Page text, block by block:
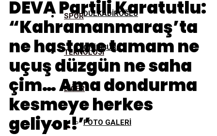
DULKADİROĞLU
ONİKİŞUBAT
SPOR
TEKNOLOJİ
DİĞER
FOTO GALERİ
DEVA Partili Karatutlu:
“Kahramanmaraş’ta
ne hastane tamam ne
uçuş düzgün ne saha
çim… Ama dondurma
kesmeye herkes
geliyor!’’